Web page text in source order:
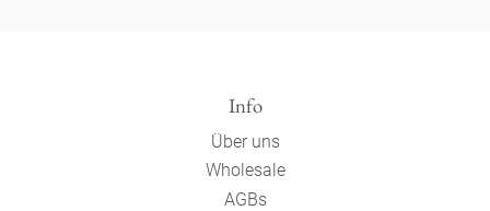
Info
Über uns
Wholesale
AGBs